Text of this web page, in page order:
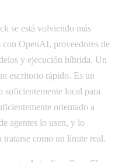
se está volviendo más
con OpenAI, proveedores de
y ejecución híbrida. Un
escritorio rápido. Es un
suficientemente local para
orientado a
agentes lo usen, y lo
tratarse como un límite real.